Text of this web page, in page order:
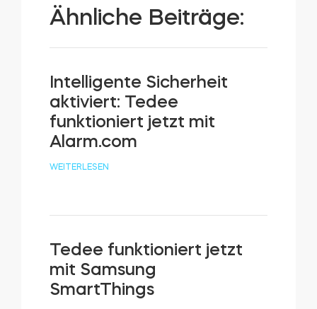
Ähnliche Beiträge:
Intelligente Sicherheit
aktiviert: Tedee
funktioniert jetzt mit
Alarm.com
WEITERLESEN
Tedee funktioniert jetzt
mit Samsung
SmartThings